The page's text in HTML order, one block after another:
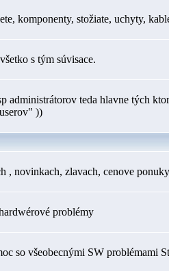
komponenty, stožiate, uchyty,
s tým súvisace.
administrátorov teda hlavne tých
))
, novinkach, zlavach, cenove ponuky
problémy
so všeobecnými SW problémami